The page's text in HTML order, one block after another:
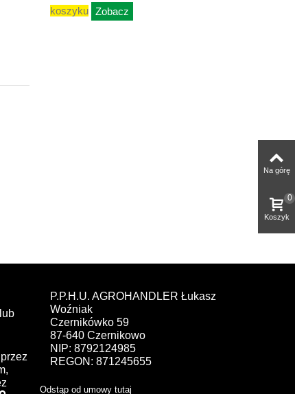
koszyku Zobacz
P.P.H.U. AGROHANDLER Łukasz
Woźniak
Czernikówko 59
87-640 Czernikowo
NIP: 8792124985
REGON: 871245655
Odstąp od umowy tutaj
Na górę
Koszyk
0